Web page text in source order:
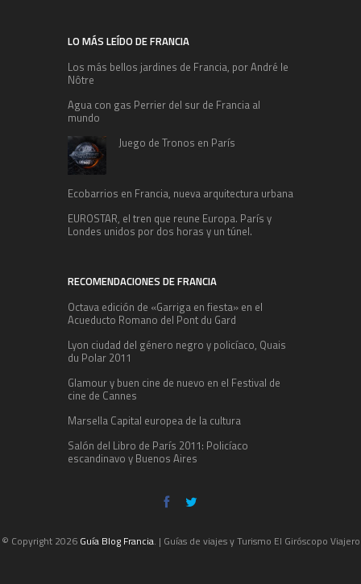
LO MÁS LEÍDO DE FRANCIA
Los más bellos jardines de Francia, por André le
Nôtre
Agua con gas Perrier del sur de Francia al
mundo
Juego de Tronos en París
Ecobarrios en Francia, nueva arquitectura urbana
EUROSTAR, el tren que reune Europa. París y
Londes unidos por dos horas y un túnel.
RECOMENDACIONES DE FRANCIA
Octava edición de «Garriga en fiesta» en el
Acueducto Romano del Pont du Gard
Lyon ciudad del género negro y policíaco, Quais
du Polar 2011
Glamour y buen cine de nuevo en el Festival de
cine de Cannes
Marsella Capital europea de la cultura
Salón del Libro de París 2011: Policíaco
escandinavo y Buenos Aires
© Copyright 2026 Guía Blog Francia. | Guías de viajes y Turismo El Giróscopo Viajero